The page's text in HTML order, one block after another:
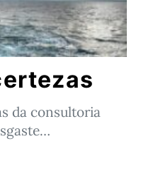
da consultoria